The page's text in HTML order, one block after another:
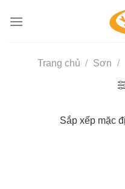
Trang chủ / Sơn /